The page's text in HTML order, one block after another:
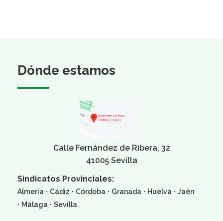
Dónde estamos
Calle Fernández de Ribera, 32
41005 Sevilla
Sindicatos Provinciales:
Almería · Cádiz · Córdoba · Granada · Huelva · Jaén
· Málaga · Sevilla